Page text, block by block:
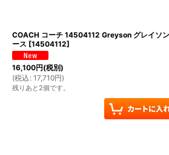
COACH コーチ 14504112 Greyson グレイソ
ース [14504112]
16,100円(税別)
(税込 : 17,710円)
残りあと2個です。